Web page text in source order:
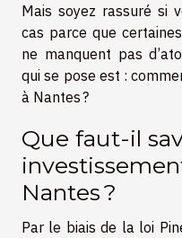
Mais soyez rassuré si
cas parce que
ne manquent pas
qui se pose est :
à Nantes ?
Que faut-il
Nantes ?
Par le biais de la loi